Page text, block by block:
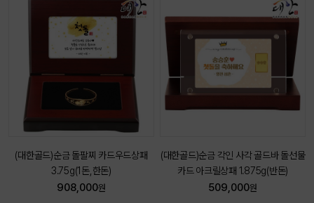
(대한골드)순금 돌팔찌 카드우드상패
3.75g(1돈,한돈)
908,000원
(대한골드)순금 각인 사각 골드바 돌선물
카드 아크릴상패 1.875g(반돈)
509,000원